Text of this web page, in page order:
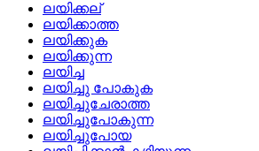
ലയിക്കല്
ലയിക്കാത്ത
ലയിക്കുക
ലയിക്കുന്ന
ലയിച്ച
ലയിച്ചു പോകുക
ലയിച്ചുചേരാത്ത
ലയിച്ചുപോകുന്ന
ലയിച്ചുപോയ